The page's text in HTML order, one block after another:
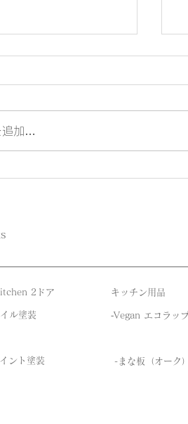
きっかけは？スル
きるよ！」
追加…
2ドア
ル塗装
​キッチン用品
​‐Vegan エコラッ
ント塗装 ​ -まな板（オーク）